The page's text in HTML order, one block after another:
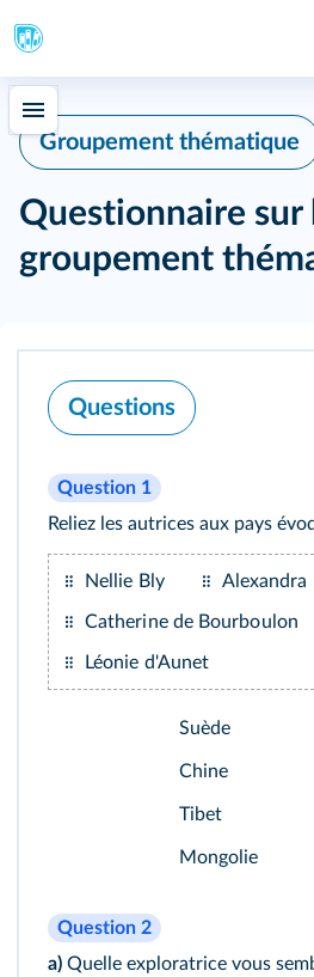
Groupement thématique
Questionnaire sur
groupement
Questions
Question 1
Reliez les autrices aux pays
Nellie Bly Alexandra
Catherine de Bourboulon
Léonie d'Aunet
Suède
Chine
Tibet
Mongolie
Question 2
a) Quelle exploratrice vous